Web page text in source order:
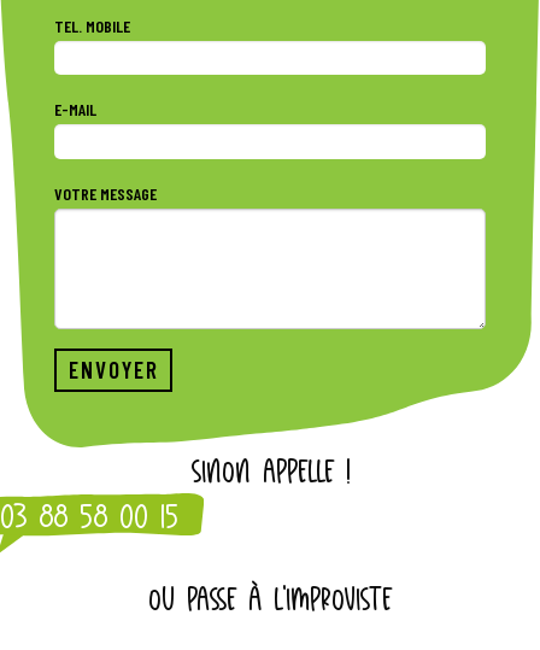
TEL. MOBILE
E-MAIL
VOTRE MESSAGE
SINON APPELLE !
03 88 58 00 15
OU PASSE À L'IMPROVISTE